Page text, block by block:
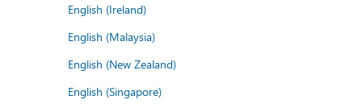
English (Ireland)
English (Malaysia)
English (New Zealand)
English (Singapore)